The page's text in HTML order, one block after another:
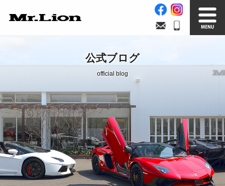
在庫車情報 買取無料査定
Factory
自社工場 サービス案内
Official Blog
公式ブログ
Company info.
会社案内
公式ブログ
official blog